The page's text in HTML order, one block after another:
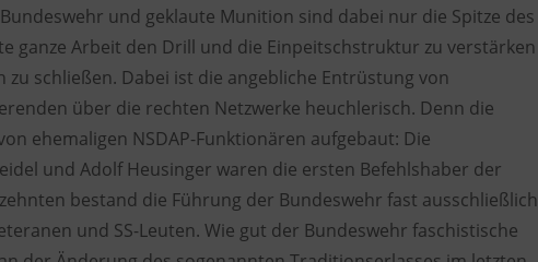
und geklaute Munition sind dabei nur die Spitze des
ganze Arbeit den Drill und die Einpeitschstruktur zu verstärken
zu schließen. Dabei ist die angebliche Entrüstung von
über die rechten Netzwerke heuchlerisch. Denn die
ehemaligen NSDAP-Funktionären aufgebaut: Die
und Adolf Heusinger waren die ersten Befehlshaber der
bestand die Führung der Bundeswehr fast ausschließlich
und SS-Leuten. Wie gut der Bundeswehr faschistische